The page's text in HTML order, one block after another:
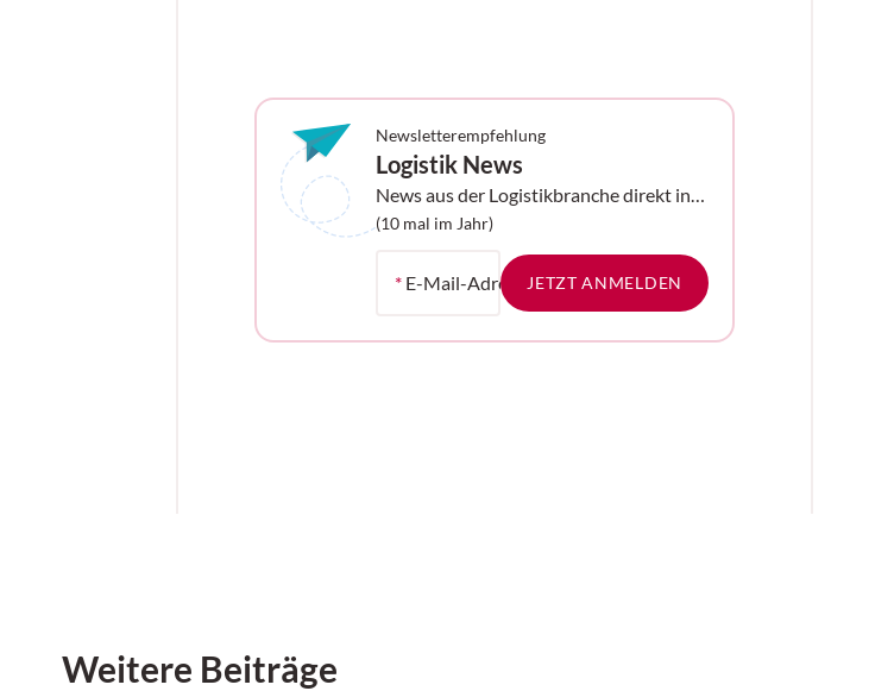
Newsletterempfehlung
Logistik News
News aus der Logistikbranche direkt in
Ihrem Postfach
(10 mal im Jahr)
* E-Mail-AdresseJETZT ANMELDEN
Weitere Beiträge